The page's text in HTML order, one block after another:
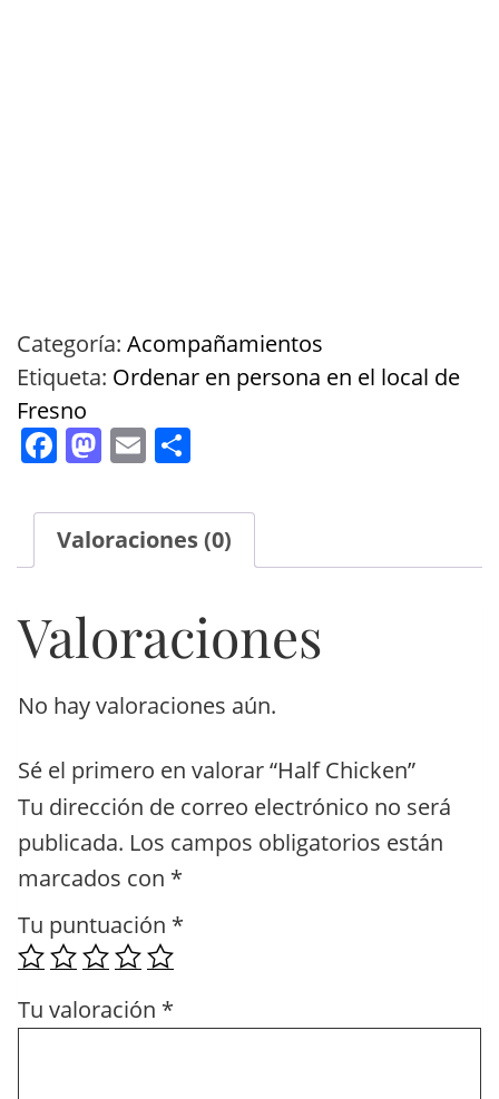
Categoría: Acompañamientos
Etiqueta: Ordenar en persona en el local de
Fresno
Facebook
Mastodon
Email
Valoraciones (0)
Valoraciones
No hay valoraciones aún.
Sé el primero en valorar “Half Chicken”
Tu dirección de correo electrónico no será
publicada. Los campos obligatorios están
marcados con *
Tu puntuación *
Tu valoración *